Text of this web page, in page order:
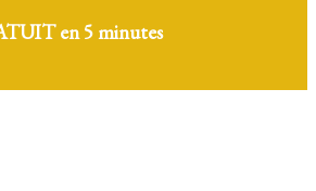
en 5 minutes